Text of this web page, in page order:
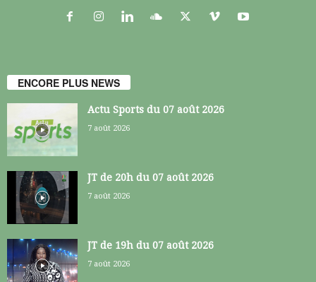
ENCORE PLUS NEWS
Actu Sports du 07 août 2026
7 août 2026
JT de 20h du 07 août 2026
7 août 2026
JT de 19h du 07 août 2026
7 août 2026